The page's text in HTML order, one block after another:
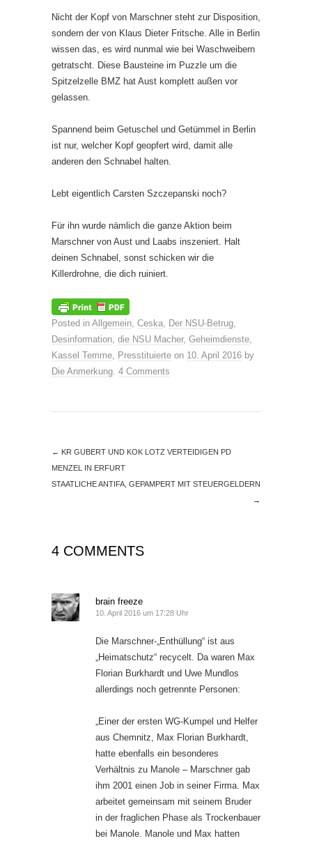
Nicht der Kopf von Marschner steht zur Disposition,
sondern der von Klaus Dieter Fritsche. Alle in Berlin
wissen das, es wird nunmal wie bei Waschweibern
getratscht. Diese Bausteine im Puzzle um die
Spitzelzelle BMZ hat Aust komplett außen vor
gelassen.
Spannend beim Getuschel und Getümmel in Berlin
ist nur, welcher Kopf geopfert wird, damit alle
anderen den Schnabel halten.
Lebt eigentlich Carsten Szczepanski noch?
Für ihn wurde nämlich die ganze Aktion beim
Marschner von Aust und Laabs inszeniert. Halt
deinen Schnabel, sonst schicken wir die
Killerdrohne, die dich ruiniert.
Posted in Allgemein Ceska Der NSU-Betrug
Desinformation die NSU Macher, Geheimdienste
Kassel Temme Presstituierte on 10. April 2016 by
Die Anmerkung 4 Comments
← KR GUBERT UND KOK LOTZ VERTEIDIGEN PD
MENZEL IN ERFURT
STAATLICHE ANTIFA, GEPAMPERT MIT STEUERGELDERN
→
4 COMMENTS
brain freeze
10. April 2016 um 17:28 Uhr
Die Marschner-„Enthüllung“ ist aus
„Heimatschutz“ recycelt. Da waren Max
Florian Burkhardt und Uwe Mundlos
allerdings noch getrennte Personen:
„Einer der ersten WG-Kumpel und Helfer
aus Chemnitz, Max Florian Burkhardt,
hatte ebenfalls ein besonderes
Verhältnis zu Manole – Marschner gab
ihm 2001 einen Job in seiner Firma. Max
arbeitet gemeinsam mit seinem Bruder
in der fraglichen Phase als Trockenbauer
bei Manole. Manole und Max hatten